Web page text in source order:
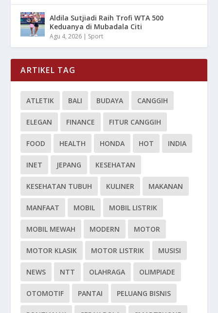
Aldila Sutjiadi Raih Trofi WTA 500
Keduanya di Mubadala Citi
Agu 4, 2026 | Sport
ARTIKEL TAG
ATLETIK BALI BUDAYA CANGGIH
ELEGAN FINANCE FITUR CANGGIH
FOOD HEALTH HONDA HOT INDIA
INET JEPANG KESEHATAN
KESEHATAN TUBUH KULINER MAKANAN
MANFAAT MOBIL MOBIL LISTRIK
MOBIL MEWAH MODERN MOTOR
MOTOR KLASIK MOTOR LISTRIK MUSISI
NEWS NTT OLAHRAGA OLIMPIADE
OTOMOTIF PANTAI PELUANG BISNIS